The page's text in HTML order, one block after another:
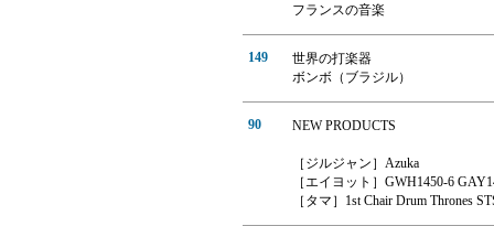
フランスの音楽
149
世界の打楽器
ボンボ（ブラジル）
90 NEW PRODUCTS
［ジルジャン］Azuka
［エイヨット］GWH1450-6
［タマ］1st Chair Drum Thrones